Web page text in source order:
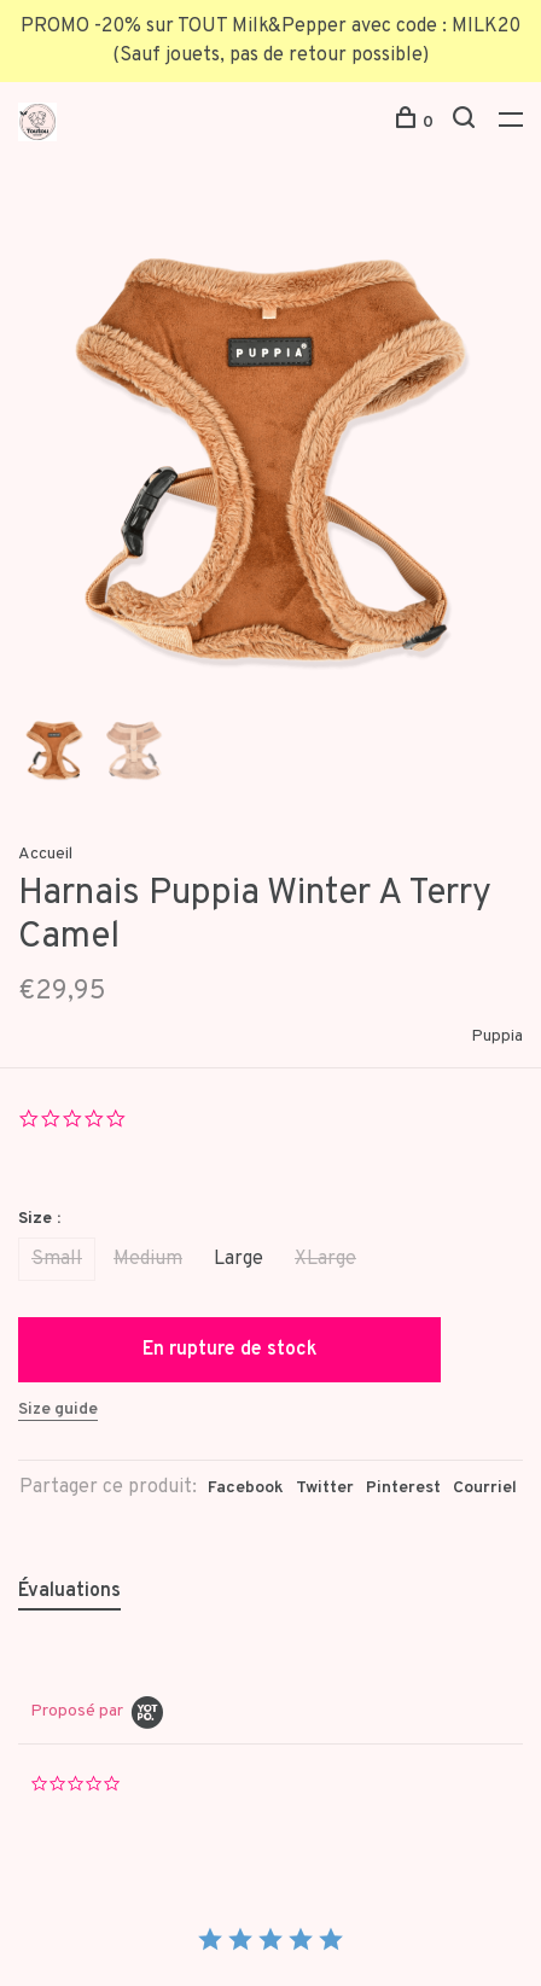
PROMO -20% sur TOUT Milk&Pepper avec code : MILK20
(Sauf jouets, pas de retour possible)
0
Accueil
Harnais Puppia Winter A Terry
Camel
€29,95
Puppia
Size :
Small Medium Large XLarge
En rupture de stock
Size guide
Partager ce produit: Facebook Twitter Pinterest Courriel
Évaluations
Proposé par